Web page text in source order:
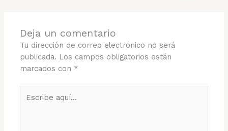
Deja un comentario
Tu dirección de correo electrónico no será
publicada. Los campos obligatorios están
marcados con *
aquí...